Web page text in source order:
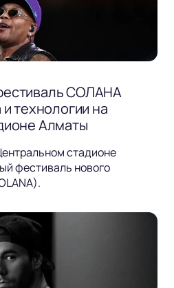
СОЛАНА
технологии на
Алматы
стадионе
фестиваль нового